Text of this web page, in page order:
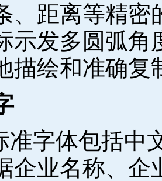
、距离等精密
示发多圆弧角
描绘和准确复
准字体包括中
企业名称、企